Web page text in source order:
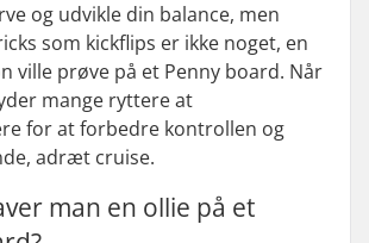
og udvikle din balance, men
som kickflips er ikke noget, en
ville prøve på et Penny board. Når
mange ryttere at
for at forbedre kontrollen og
adræt cruise.
man en ollie på et